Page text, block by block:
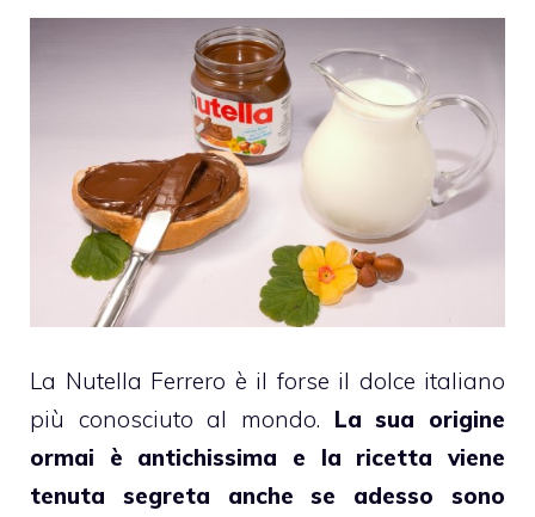
La Nutella Ferrero è il forse il dolce italiano
più conosciuto al mondo. La sua origine
ormai è antichissima e la ricetta viene
tenuta segreta anche se adesso sono